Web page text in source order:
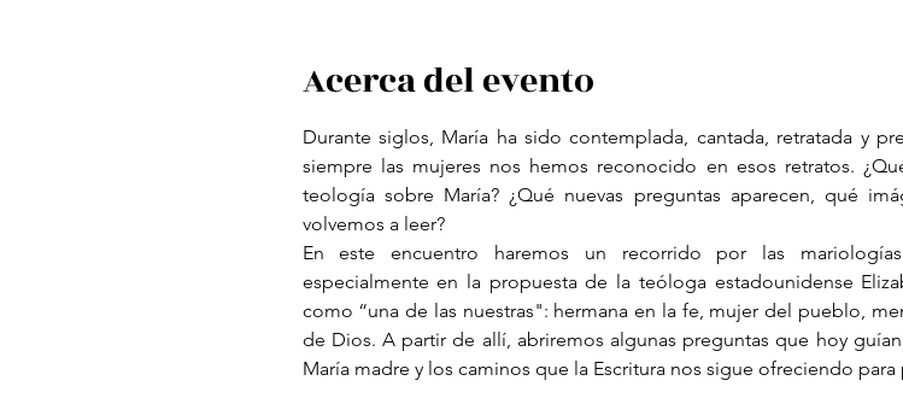
Acerca del evento
Durante siglos, María ha sido contemplada, cantada, retratada y
siempre las mujeres nos hemos reconocido en esos retratos.
teología sobre María? ¿Qué nuevas preguntas aparecen, qué
volvemos a leer?
En este encuentro haremos un recorrido por las mariologías
especialmente en la propuesta de la teóloga estadounidense
como “una de las nuestras": hermana en la fe, mujer del pueblo,
de Dios. A partir de allí, abriremos algunas preguntas que hoy
María madre y los caminos que la Escritura nos sigue ofreciendo para